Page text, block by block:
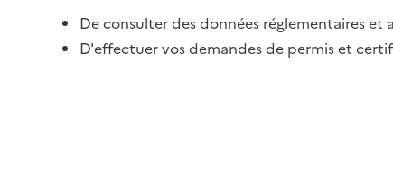
De consulter des données réglementaires et
D'effectuer vos demandes de permis et